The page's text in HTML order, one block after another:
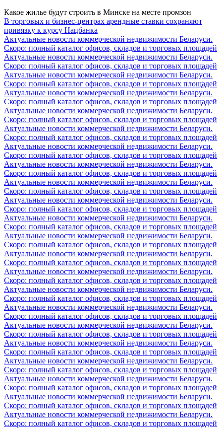
Какое жилье будут строить в Минске на месте промзон
В торговых и бизнес-центрах арендные ставки cохраняют
привязку к курсу Нацбанка
Актуальные новости коммерческой недвижимости Беларуси.
Скоро: полный каталог офисов, складов и торговых площадей
Актуальные новости коммерческой недвижимости Беларуси.
Скоро: полный каталог офисов, складов и торговых площадей
Актуальные новости коммерческой недвижимости Беларуси.
Скоро: полный каталог офисов, складов и торговых площадей
Актуальные новости коммерческой недвижимости Беларуси.
Скоро: полный каталог офисов, складов и торговых площадей
Актуальные новости коммерческой недвижимости Беларуси.
Скоро: полный каталог офисов, складов и торговых площадей
Актуальные новости коммерческой недвижимости Беларуси.
Скоро: полный каталог офисов, складов и торговых площадей
Актуальные новости коммерческой недвижимости Беларуси.
Скоро: полный каталог офисов, складов и торговых площадей
Актуальные новости коммерческой недвижимости Беларуси.
Скоро: полный каталог офисов, складов и торговых площадей
Актуальные новости коммерческой недвижимости Беларуси.
Скоро: полный каталог офисов, складов и торговых площадей
Актуальные новости коммерческой недвижимости Беларуси.
Скоро: полный каталог офисов, складов и торговых площадей
Актуальные новости коммерческой недвижимости Беларуси.
Скоро: полный каталог офисов, складов и торговых площадей
Актуальные новости коммерческой недвижимости Беларуси.
Скоро: полный каталог офисов, складов и торговых площадей
Актуальные новости коммерческой недвижимости Беларуси.
Скоро: полный каталог офисов, складов и торговых площадей
Актуальные новости коммерческой недвижимости Беларуси.
Скоро: полный каталог офисов, складов и торговых площадей
Актуальные новости коммерческой недвижимости Беларуси.
Скоро: полный каталог офисов, складов и торговых площадей
Актуальные новости коммерческой недвижимости Беларуси.
Скоро: полный каталог офисов, складов и торговых площадей
Актуальные новости коммерческой недвижимости Беларуси.
Скоро: полный каталог офисов, складов и торговых площадей
Актуальные новости коммерческой недвижимости Беларуси.
Скоро: полный каталог офисов, складов и торговых площадей
Актуальные новости коммерческой недвижимости Беларуси.
Скоро: полный каталог офисов, складов и торговых площадей
Актуальные новости коммерческой недвижимости Беларуси.
Скоро: полный каталог офисов, складов и торговых площадей
Актуальные новости коммерческой недвижимости Беларуси.
Скоро: полный каталог офисов, складов и торговых площадей
Актуальные новости коммерческой недвижимости Беларуси.
Скоро: полный каталог офисов, складов и торговых площадей